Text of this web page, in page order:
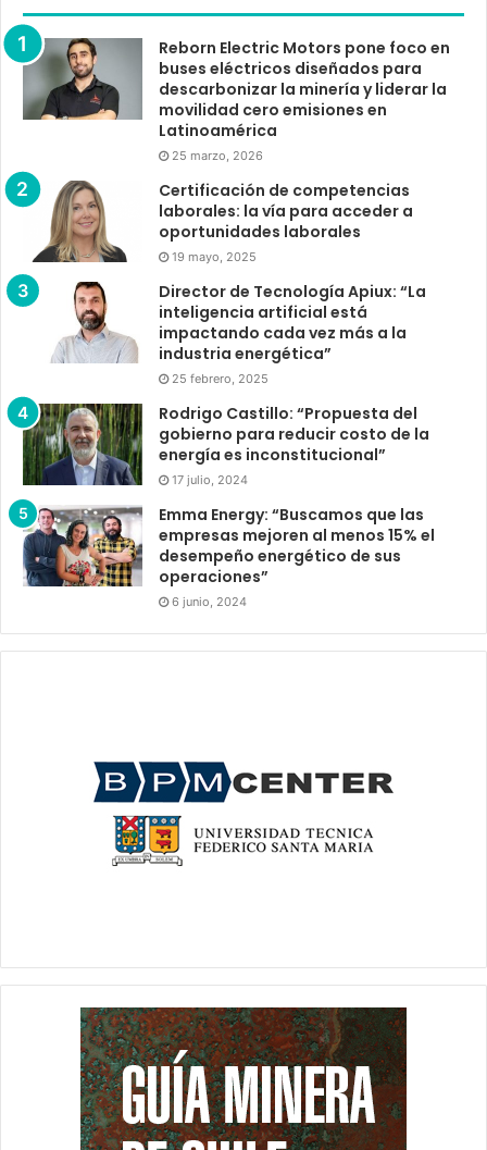
Reborn Electric Motors pone foco en
buses eléctricos diseñados para
descarbonizar la minería y liderar la
movilidad cero emisiones en
Latinoamérica
25 marzo, 2026
Certificación de competencias
laborales: la vía para acceder a
oportunidades laborales
19 mayo, 2025
Director de Tecnología Apiux: “La
inteligencia artificial está
impactando cada vez más a la
industria energética”
25 febrero, 2025
Rodrigo Castillo: “Propuesta del
gobierno para reducir costo de la
energía es inconstitucional”
17 julio, 2024
Emma Energy: “Buscamos que las
empresas mejoren al menos 15% el
desempeño energético de sus
operaciones”
6 junio, 2024